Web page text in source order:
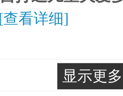
[查看详细]
显示更多